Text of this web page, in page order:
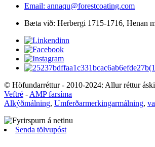
Email: annaqu@forestcoating.com
Bæta við: Herbergi 1715-1716, Henan
© Höfundarréttur - 2010-2024: Allur réttur
Veftré - AMP farsíma
Alkýðmálning, Umferðarmerkingarmálning,
Senda tölvupóst